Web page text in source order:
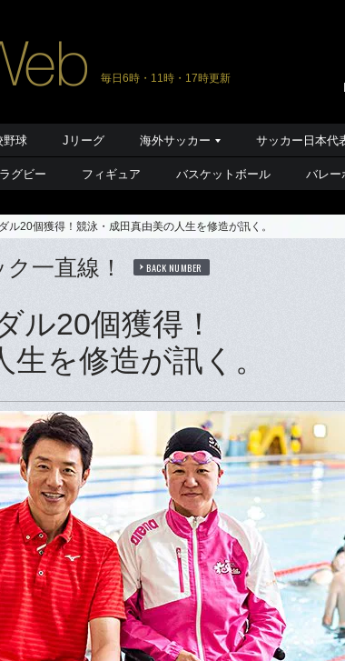
毎日6時・11時・17時更新
野球 Jリーグ 海外サッカー サッカー日本代
ラグビー フィギュア バスケットボール バレー
ル20個獲得！競泳・成田真由美の人生を修造が訊く。
一直線！ BACK NUMBER
ル20個獲得！
を修造が訊く。